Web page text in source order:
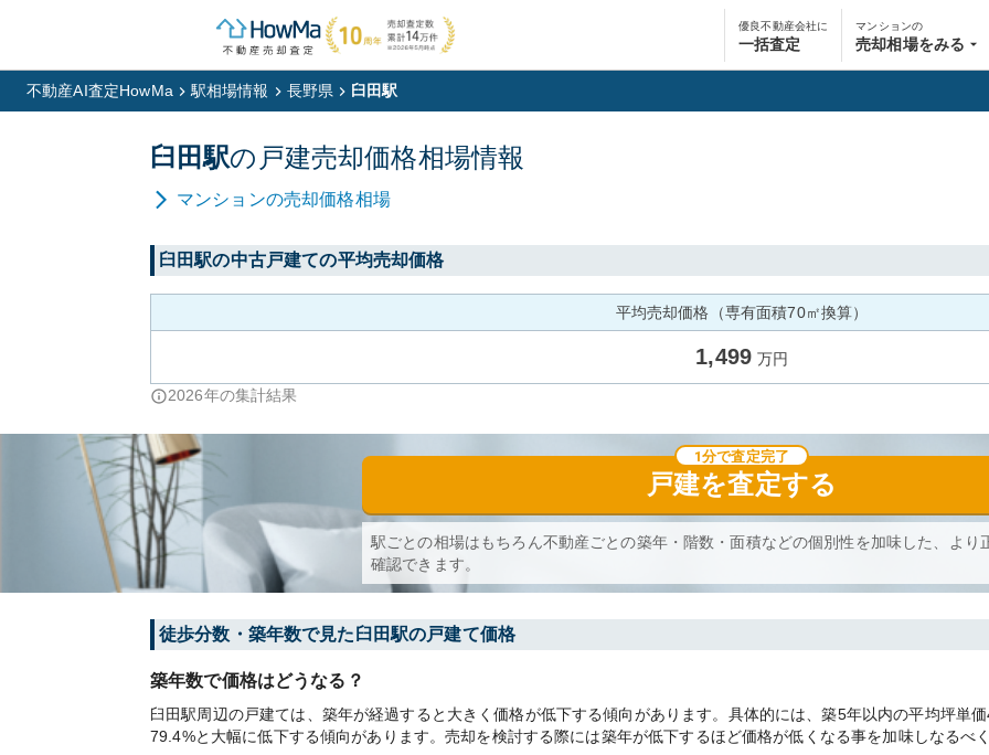
優良不動産会社に
一括査定
マンションの
売却相場をみる
不動産AI査定HowMa 駅相場情報 長野県 臼田駅
臼田駅の 戸建売却価格相場情報
マンションの売却価格相場
臼田駅の中古戸建ての平均売却価格
平均売却価格（専有面積70㎡換算）
1,499 万円
2026年の集計結果
戸建を査定する
1分で査定完了
駅ごとの相場はもちろん不動産ごとの築年・階数・面積などの個別性を加味した、より
確認できます。
徒歩分数・築年数で見た臼田駅の戸建て価格
築年数で価格はどうなる？
臼田駅周辺の戸建ては、築年が経過すると大きく価格が低下する傾向があります。具体的には、築5年以内の平均坪単
79.4%と大幅に低下する傾向があります。売却を検討する際には築年が低下するほど価格が低くなる事を加味しなるべ